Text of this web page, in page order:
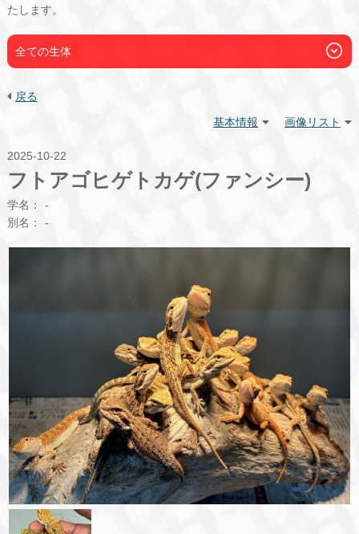
たします。
全ての生体
戻る
基本情報
画像リスト
2025-10-22
フトアゴヒゲトカゲ(ファンシー)
学名：
-
別名：
-